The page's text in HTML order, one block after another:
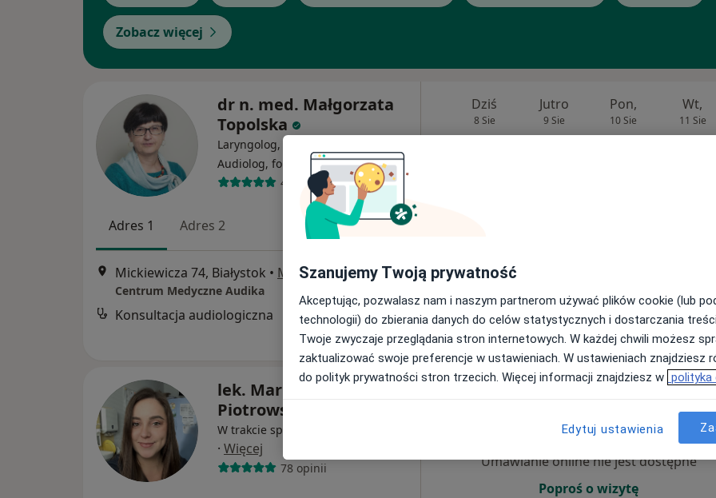
Zobacz więcej
dr n. med. Małgorzata
Topolska
Laryngolog, Laryngolog dziecięcy,
Audiolog, foniatra·Więcej
436 opinii
Adres 1 Adres 2
Mickiewicza 74, Białystok • Mapa
Centrum Medyczne Audika
Konsultacja audiologiczna od 320 zł
Dziś
8 Sie
Jutro
9 Sie
Pon,
10 Sie
Wt,
11 Sie
lek. Marlena Żoch-
Piotrowska
W trakcie specjalizacji (Laryngolog)
· Więcej
78 opinii
Pon, Wt,
Umawianie online nie jest dostępne
Poproś o wizytę
Szanujemy Twoją prywatność
Akceptując, pozwalasz nam i naszym partnerom używać plików cookie (lub
technologii) do zbierania danych do celów statystycznych i dostarczania
Twoje zwyczaje przeglądania stron internetowych. W każdej chwili możesz
zaktualizować swoje preferencje w ustawieniach. W ustawieniach znajdziesz
do polityk prywatności stron trzecich. Więcej informacji znajdziesz w polityka
Edytuj ustawienia